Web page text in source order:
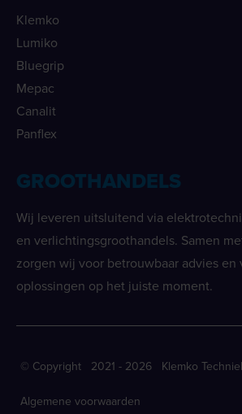
Klemko
Lumiko
Bluegrip
Mepac
Canalit
Panflex
GROOTHANDELS
Wij leveren uitsluitend via
en verlichtingsgroothandels. Samen
zorgen wij voor betrouwbaar advies en
oplossingen op het juiste moment.
© Copyright 2021 - 2026 Klemko
Algemene voorwaarden